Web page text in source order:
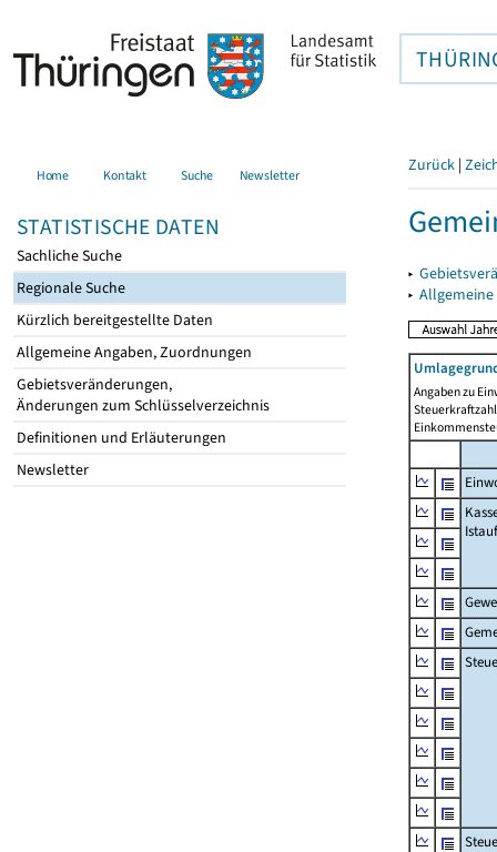
Home Kontakt Suche Newsletter
STATISTISCHE DATEN
Sachliche Suche
Regionale Suche
Kürzlich bereitgestellte Daten
Allgemeine Angaben, Zuordnungen
Gebietsveränderungen,
Änderungen zum Schlüsselverzeichnis
Definitionen und Erläuterungen
Newsletter
Zurück |
▸
▸
Angaben zu